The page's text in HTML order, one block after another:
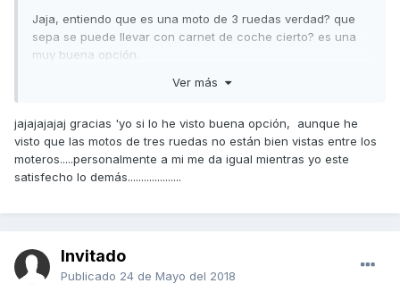
Jaja, entiendo que es una moto de 3 ruedas verdad? que
sepa se puede llevar con carnet de coche cierto? es una
muy buena opción.
Ver más
jajajajajaj gracias 'yo si lo he visto buena opción, aunque he
visto que las motos de tres ruedas no están bien vistas entre los
moteros.....personalmente a mi me da igual mientras yo este
satisfecho lo demás....................
Invitado
Publicado 24 de Mayo del 2018